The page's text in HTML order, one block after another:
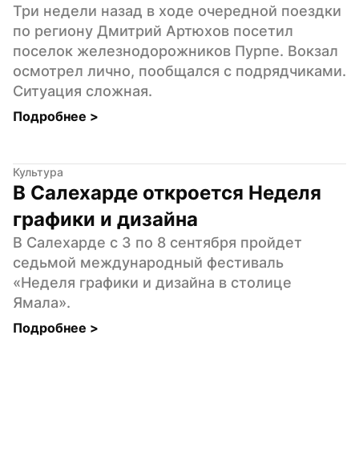
Три недели назад в ходе очередной поездки
по региону Дмитрий Артюхов посетил
поселок железнодорожников Пурпе. Вокзал
осмотрел лично, пообщался с подрядчиками.
Ситуация сложная.
Подробнее >
Культура
В Салехарде откроется Неделя
графики и дизайна
В Салехарде с 3 по 8 сентября пройдет
седьмой международный фестиваль
«Неделя графики и дизайна в столице
Ямала».
Подробнее >